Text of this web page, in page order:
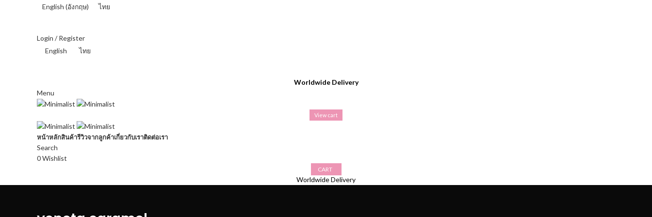
English (อังกฤษ) ไทย
Login / Register
English
ไทย
Worldwide Delivery
Menu
View cart
หน้าหลักสินค้ารีวิวจากลูกค้าเกี่ยวกับเราติดต่อเรา
Search
0Wishlist
CART
Worldwide Delivery